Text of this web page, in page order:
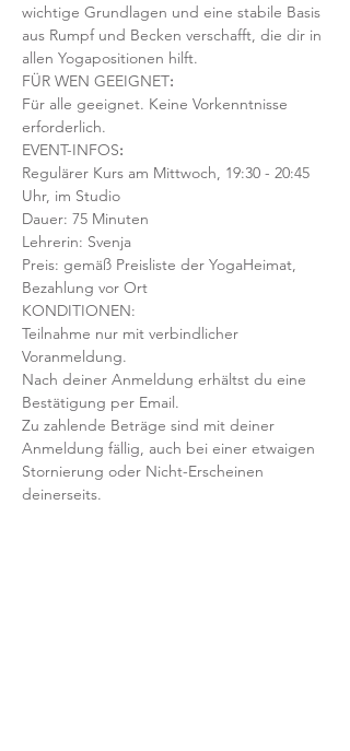
wichtige Grundlagen und eine stabile Basis
aus Rumpf und Becken verschafft, die dir in
allen Yogapositionen hilft.
FÜR WEN GEEIGNET:
Für alle geeignet. Keine Vorkenntnisse
erforderlich.
EVENT-INFOS:
Regulärer Kurs am Mittwoch, 19:30 - 20:45
Uhr, im Studio
Dauer: 75 Minuten
Lehrerin: Svenja
Preis: gemäß Preisliste der YogaHeimat,
Bezahlung vor Ort
KONDITIONEN:
Teilnahme nur mit verbindlicher
Voranmeldung.
Nach deiner Anmeldung erhältst du eine
Bestätigung per Email.
Zu zahlende Beträge sind mit deiner
Anmeldung fällig, auch bei einer etwaigen
Stornierung oder Nicht-Erscheinen
deinerseits.